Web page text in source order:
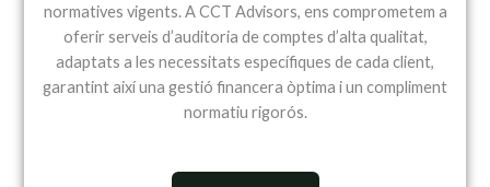
normatives vigents. A CCT Advisors, ens comprometem a
oferir serveis d’auditoria de comptes d’alta qualitat,
adaptats a les necessitats específiques de cada client,
garantint així una gestió financera òptima i un compliment
normatiu rigorós.